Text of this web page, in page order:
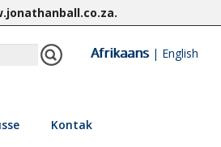
.
Afrikaans| English
Kontak